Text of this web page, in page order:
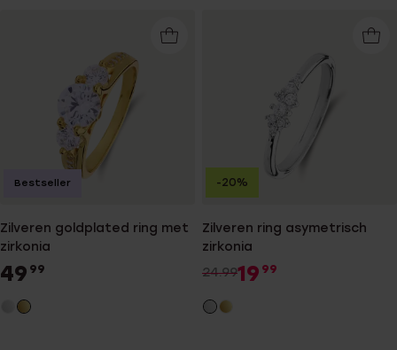
Zilveren goldplated ring met
zirkonia
49 99
Bestseller
Zilveren ring asymetrisch
zirkonia
24.9919 99
-20%